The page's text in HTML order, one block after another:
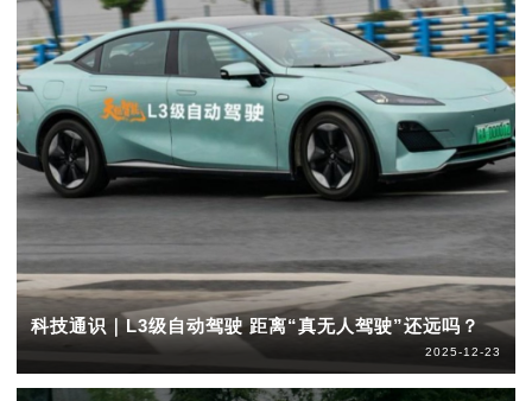
科技通识｜L3级自动驾驶 距离“真无人驾驶”还远吗？
2025-12-23